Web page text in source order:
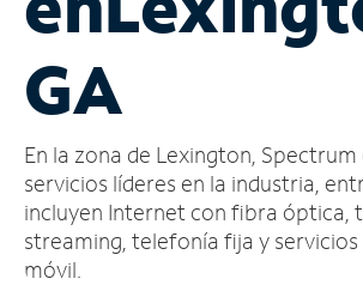
cuenta
Encuentra
tienda
GA
En la zona de Lexington,
servicios líderes en la industria,
incluyen Internet con fibra óptica,
streaming, telefonía fija y
móvil.